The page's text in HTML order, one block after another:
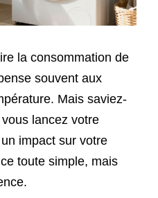
la consommation de
souvent aux
Mais saviez-
lancez votre
impact sur votre
toute simple, mais